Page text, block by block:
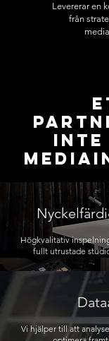
Levererar en
från
Inte
Högkvalitativ
fullt utrustade
Vi hjälper till att